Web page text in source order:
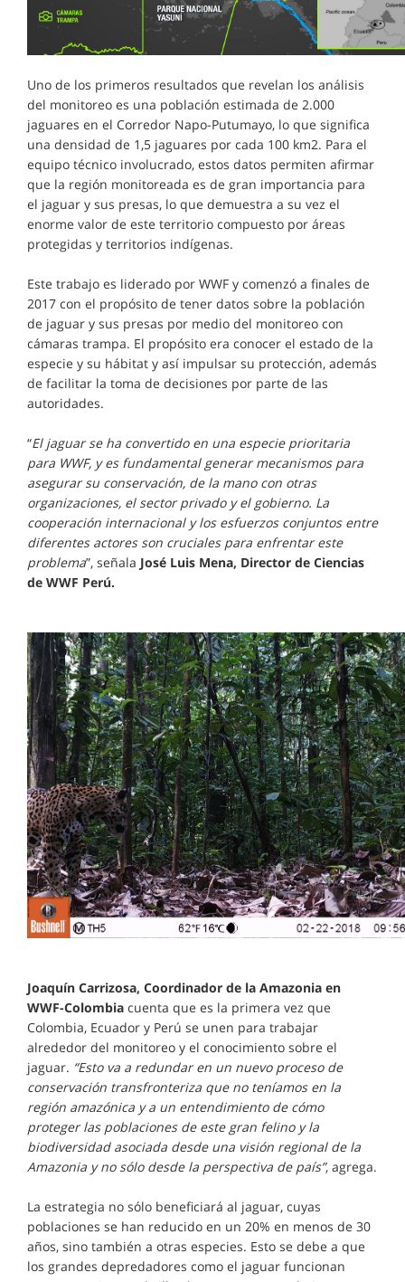
Uno de los primeros resultados que revelan los análisis
del monitoreo es una población estimada de 2.000
jaguares en el Corredor Napo-Putumayo, lo que significa
una densidad de 1,5 jaguares por cada 100 km2. Para el
equipo técnico involucrado, estos datos permiten afirmar
que la región monitoreada es de gran importancia para
el jaguar y sus presas, lo que demuestra a su vez el
enorme valor de este territorio compuesto por áreas
protegidas y territorios indígenas.
Este trabajo es liderado por WWF y comenzó a finales de
2017 con el propósito de tener datos sobre la población
de jaguar y sus presas por medio del monitoreo con
cámaras trampa. El propósito era conocer el estado de la
especie y su hábitat y así impulsar su protección, además
de facilitar la toma de decisiones por parte de las
autoridades.
“El jaguar se ha convertido en una especie prioritaria
para WWF, y es fundamental generar mecanismos para
asegurar su conservación, de la mano con otras
organizaciones, el sector privado y el gobierno. La
cooperación internacional y los esfuerzos conjuntos entre
diferentes actores son cruciales para enfrentar este
problema”, señala José Luis Mena, Director de Ciencias
de WWF Perú.
Joaquín Carrizosa, Coordinador de la Amazonia en
WWF-Colombia cuenta que es la primera vez que
Colombia, Ecuador y Perú se unen para trabajar
alrededor del monitoreo y el conocimiento sobre el
jaguar. “Esto va a redundar en un nuevo proceso de
conservación transfronteriza que no teníamos en la
región amazónica y a un entendimiento de cómo
proteger las poblaciones de este gran felino y la
biodiversidad asociada desde una visión regional de la
Amazonia y no sólo desde la perspectiva de país”, agrega.
La estrategia no sólo beneficiará al jaguar, cuyas
poblaciones se han reducido en un 20% en menos de 30
años, sino también a otras especies. Esto se debe a que
los grandes depredadores como el jaguar funcionan